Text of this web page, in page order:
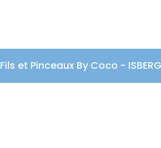
Fils et Pinceaux By Coco -